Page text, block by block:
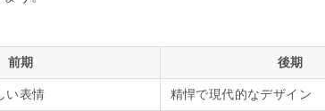
前期 後期
い表情 精悍で現代的なデザイン